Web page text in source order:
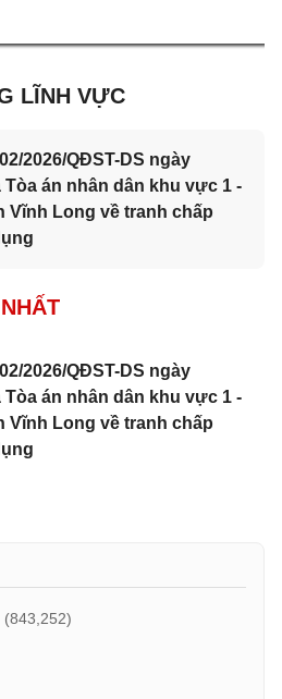
LĨNH VỰC
2026/QĐST-DS ngày
Tòa án nhân dân khu vực 1 -
Vĩnh Long về tranh chấp
2026/QĐST-DS ngày
Tòa án nhân dân khu vực 1 -
Vĩnh Long về tranh chấp
(843,252)